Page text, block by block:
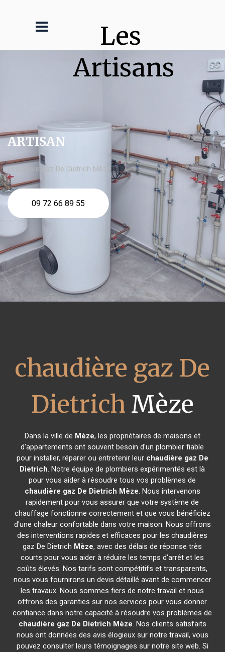
Les
Artisans
ARTISAN
chaudière gaz De Dietrich Mèze
09 72 66 89 55
chaudière gaz De
Dietrich Mèze
Dans la ville de Mèze, les propriétaires de maisons et
d'appartements ont souvent besoin d'un plombier fiable
pour installer, réparer ou entretenir leur chaudière gaz De
Dietrich. Notre équipe de plombiers expérimentés est là
pour vous aider à résoudre tous vos problèmes de
chaudière gaz De Dietrich Mèze. Nous intervenons
rapidement pour vous assurer que votre système de
chauffage fonctionne correctement et que vous bénéficiez
d'une chaleur confortable dans votre maison. Nous offrons
des interventions rapides et efficaces pour les chaudières
gaz De Dietrich Mèze, avec des délais de réponse très
courts pour vous aider à réduire les temps d'arrêt et les
coûts élevés. Nos tarifs sont compétitifs et transparents,
nous vous fournirons un devis détaillé avant de commencer
les travaux. Nous sommes fiers de notre travail et nous
offrons des garanties sur nos services pour vous donner
confiance dans notre capacité à résoudre vos problèmes de
chaudière gaz De Dietrich Mèze. Nos clients satisfaits
nous ont données des avis élogieux sur notre travail, vous
pouvez consulter leurs témoignages sur notre site web. Si